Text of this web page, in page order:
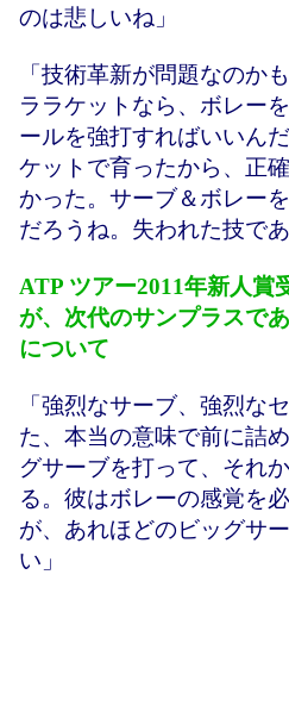
のは悲しいね」
「技術革新が問題なのか
ララケットなら、ボレー
ールを強打すればいいん
ケットで育ったから、正
かった。サーブ＆ボレー
だろうね。失われた技で
ATP ツアー2011年新人賞
が、次代のサンプラスで
について
「強烈なサーブ、強烈な
た、本当の意味で前に詰
グサーブを打って、それ
る。彼はボレーの感覚を
が、あれほどのビッグサ
い」